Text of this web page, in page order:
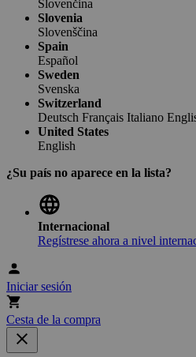
Slovenčina
Slovenia
Slovenščina
Spain
Español
Sweden
Svenska
Switzerland
Deutsch Français Italiano
United States
English
¿Su país no aparece en la lista?
Internacional
Regístrese ahora a nivel
Iniciar sesión
Cesta de la compra